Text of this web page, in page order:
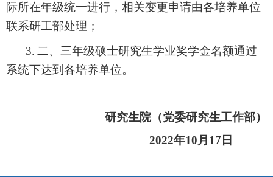
际所在年级统一进行，相关变更申请由各培养单位
联系研工部处理；
3. 二、三年级硕士研究生学业奖学金名额通过
系统下达到各培养单位。
研究生院（党委研究生工作部）
2022年10月 17 日